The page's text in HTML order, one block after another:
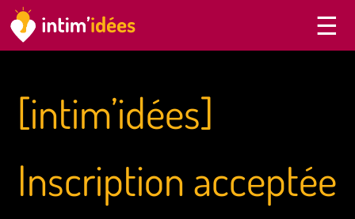
[intim’idées]
Inscription acceptée